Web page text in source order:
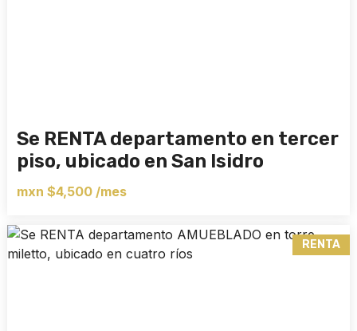
Se RENTA departamento en tercer
piso, ubicado en San Isidro
mxn $4,500 /mes
RENTA